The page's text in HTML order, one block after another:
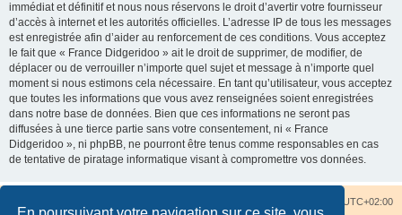
immédiat et définitif et nous nous réservons le droit d’avertir votre fournisseur
d’accès à internet et les autorités officielles. L’adresse IP de tous les messages
est enregistrée afin d’aider au renforcement de ces conditions. Vous acceptez
le fait que « France Didgeridoo » ait le droit de supprimer, de modifier, de
déplacer ou de verrouiller n’importe quel sujet et message à n’importe quel
moment si nous estimons cela nécessaire. En tant qu’utilisateur, vous acceptez
que toutes les informations que vous avez renseignées soient enregistrées
dans notre base de données. Bien que ces informations ne seront pas
diffusées à une tierce partie sans votre consentement, ni « France
Didgeridoo », ni phpBB, ne pourront être tenus comme responsables en cas
de tentative de piratage informatique visant à compromettre vos données.
UTC+02:00